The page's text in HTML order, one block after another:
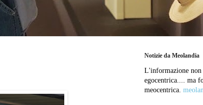
Notizie da Meolandia
L'informazione non
egocentrica.... ma
meocentrica.